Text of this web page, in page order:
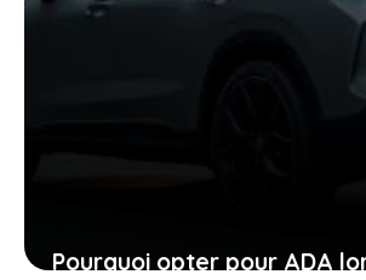
Pourquoi opter pour ADA